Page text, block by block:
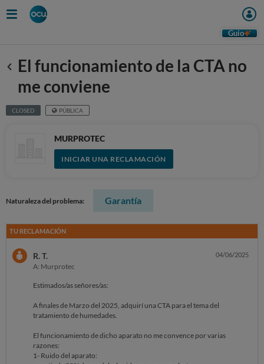
Guio
Anterior
El funcionamiento de la CTA no
me conviene
CLOSED PÚBLICA
MURPROTEC
INICIAR UNA RECLAMACIÓN
Naturaleza del problema: Garantía
TU RECLAMACIÓN
R. T.
A: Murprotec
04/06/2025
Estimados/as señores/as:
A finales de Marzo del 2025, adquirí una CTA para el tema del
tratamiento de humedades.
El funcionamiento de dicho aparato no me convence por varias
razones:
1- Ruido del aparato: